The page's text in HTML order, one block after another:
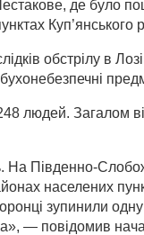
де було
Куп’янського
обстрілу в
людей. Загалом
На Південно-
населених
зупинили
— повідомив